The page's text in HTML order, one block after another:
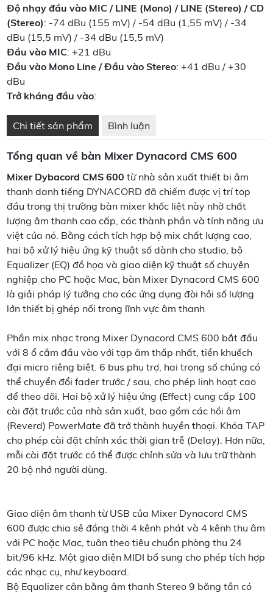
Độ nhạy đầu vào MIC / LINE (Mono) / LINE (Stereo) / CD
(Stereo): -74 dBu (155 mV) / -54 dBu (1,55 mV) / -34
dBu (15,5 mV) / -34 dBu (15,5 mV)
Đầu vào MIC: +21 dBu
Đầu vào Mono Line / Đầu vào Stereo: +41 dBu / +30
dBu
Trở kháng đầu vào:
Chi tiết sản phẩm Bình luận
Tổng quan về bàn Mixer Dynacord CMS 600
Mixer Dybacord CMS 600 từ nhà sản xuất thiết bị âm
thanh danh tiếng DYNACORD đã chiếm được vị trí top
đầu trong thị trường bàn mixer khốc liệt này nhờ chất
lượng âm thanh cao cấp, các thành phần và tính năng ưu
việt của nó. Bằng cách tích hợp bộ mix chất lượng cao,
hai bộ xử lý hiệu ứng kỹ thuật số dành cho studio, bộ
Equalizer (EQ) đồ họa và giao diện kỹ thuật số chuyên
nghiệp cho PC hoặc Mac, bàn Mixer Dynacord CMS 600
là giải pháp lý tưởng cho các ứng dụng đòi hỏi số lượng
lớn thiết bị ghép nối trong lĩnh vực âm thanh
Phần mix nhạc trong Mixer Dynacord CMS 600 bắt đầu
với 8 ổ cắm đầu vào với tạp âm thấp nhất, tiền khuếch
đại micro riêng biệt. 6 bus phụ trợ, hai trong số chúng có
thể chuyển đổi fader trước / sau, cho phép linh hoạt cao
để theo dõi. Hai bộ xử lý hiệu ứng (Effect) cung cấp 100
cài đặt trước của nhà sản xuất, bao gồm các hồi âm
(Reverd) PowerMate đã trở thành huyền thoại. Khóa TAP
cho phép cài đặt chính xác thời gian trễ (Delay). Hơn nữa,
mỗi cài đặt trước có thể được chỉnh sửa và lưu trữ thành
20 bộ nhớ người dùng.
Giao diện âm thanh từ USB của Mixer Dynacord CMS
600 được chia sẻ đồng thời 4 kênh phát và 4 kênh thu âm
với PC hoặc Mac, tuân theo tiêu chuẩn phòng thu 24
bit/96 kHz. Một giao diện MIDI bổ sung cho phép tích hợp
các nhạc cụ, như keyboard.
Bộ Equalizer cân bằng âm thanh Stereo 9 băng tần có